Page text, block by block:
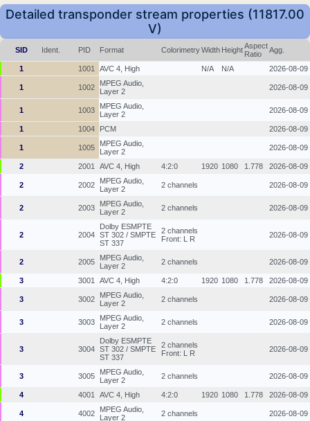
Detailed transponder stream properties (11817.00
V)
SID Ident. PID Format ColorimetryWidth HeightAspect
Ratio
Agg.
1 1001 AVC 4, High N/A N/A 2026-08-09
1 1002
MPEG Audio,
Layer 2
2026-08-09
1 1003
MPEG Audio,
Layer 2
2026-08-09
1 1004 PCM 2026-08-09
1 1005
MPEG Audio,
Layer 2
2026-08-09
2 2001 AVC 4, High 4:2:0 1920 1080 1.778 2026-08-09
2 2002
MPEG Audio,
Layer 2
2 channels 2026-08-09
2 2003
MPEG Audio,
Layer 2
2 channels 2026-08-09
2 2004
Dolby ESMPTE
ST 302 / SMPTE
ST 337
2 channels
Front: L R
2026-08-09
2 2005
MPEG Audio,
Layer 2
2 channels 2026-08-09
3 3001 AVC 4, High 4:2:0 1920 1080 1.778 2026-08-09
3 3002
MPEG Audio,
Layer 2
2 channels 2026-08-09
3 3003
MPEG Audio,
Layer 2
2 channels 2026-08-09
3 3004
Dolby ESMPTE
ST 302 / SMPTE
ST 337
2 channels
Front: L R
2026-08-09
3 3005
MPEG Audio,
Layer 2
2 channels 2026-08-09
4 4001 AVC 4, High 4:2:0 1920 1080 1.778 2026-08-09
4 4002
MPEG Audio,
Layer 2
2 channels 2026-08-09